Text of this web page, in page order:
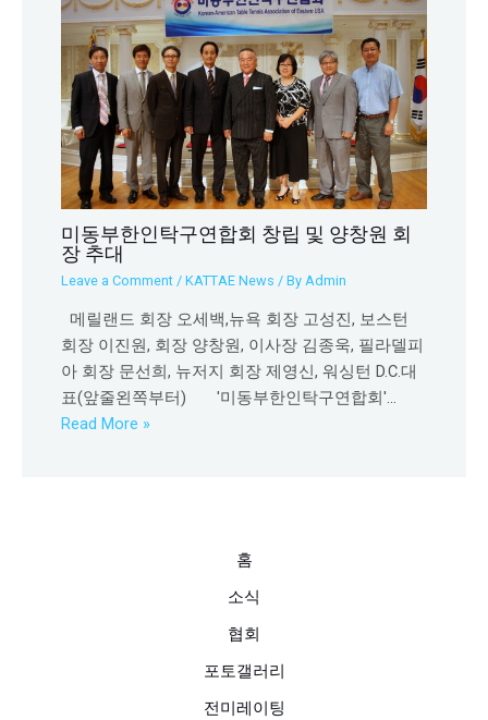
미동부한인탁구연합회 창립 및 양창원 회
장 추대
Leave a Comment /KATTAE News / By Admin
메릴랜드 회장 오세백,뉴욕 회장 고성진, 보스턴
회장 이진원, 회장 양창원, 이사장 김종욱, 필라델피
아 회장 문선희, 뉴저지 회장 제영신, 워싱턴 D.C.대
표(앞줄왼쪽부터) '미동부한인탁구연합회'…
Read More »
홈
소식
협회
포토갤러리
전미레이팅